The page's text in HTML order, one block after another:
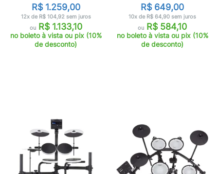
R$ 1.259,00
12x de R$ 104,92 sem juros
ouR$ 1.133,10
no boleto à vista ou pix (10%
de desconto)
R$ 649,00
10x de R$ 64,90 sem juros
ou R$ 584,10
no boleto à vista ou pix (10%
de desconto)